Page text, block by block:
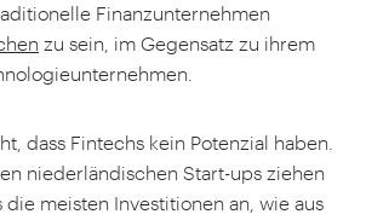
Finanzunternehmen
zu sein, im Gegensatz zu ihrem
dass Fintechs kein Potenzial haben.
niederländischen Start-ups ziehen
meisten Investitionen an, wie aus